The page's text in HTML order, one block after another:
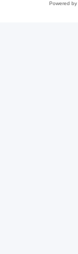
Powered by